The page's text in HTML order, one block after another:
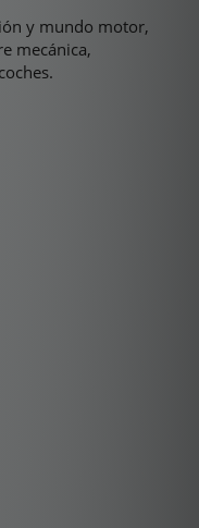
y mundo motor,
mecánica,